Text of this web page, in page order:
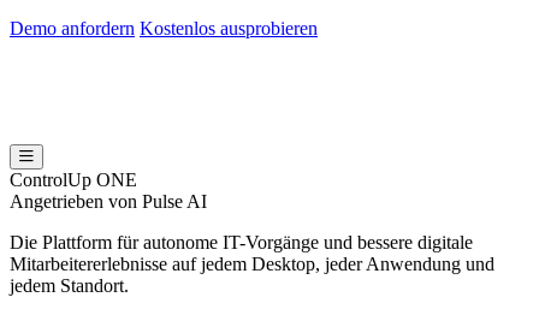
Demo anfordern Kostenlos ausprobieren
ControlUp ONE
Angetrieben von Pulse AI
Die Plattform für autonome IT-Vorgänge und bessere digitale
Mitarbeitererlebnisse auf jedem Desktop, jeder Anwendung und
jedem Standort.